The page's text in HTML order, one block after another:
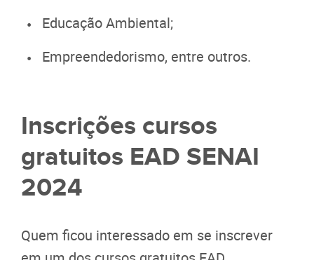
Educação Ambiental;
Empreendedorismo, entre outros.
Inscrições cursos
gratuitos EAD SENAI
2024
Quem ficou interessado em se inscrever